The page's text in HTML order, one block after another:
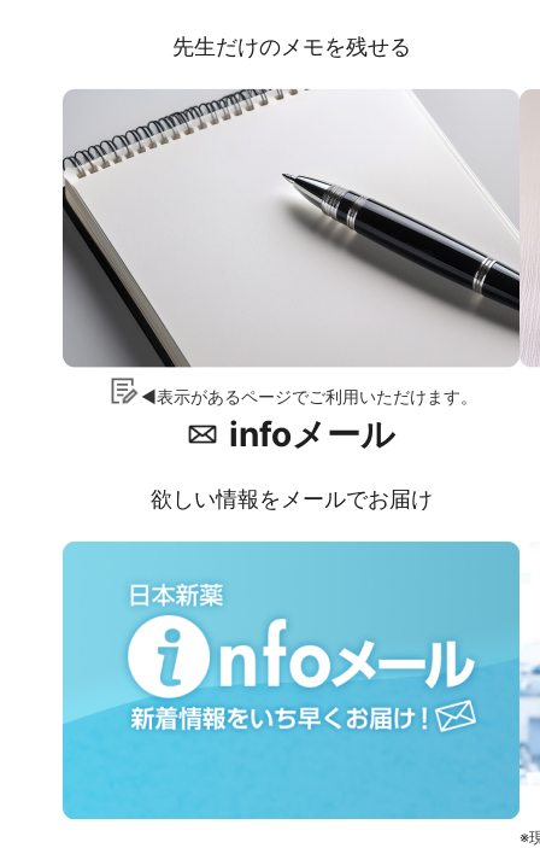
先生だけのメモを残せる
◀表示があるページでご利用いただけます。
infoメール
欲しい情報をメールでお届け
※